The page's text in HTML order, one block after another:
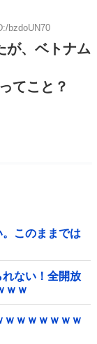
bzdoUN70
が、ベトナム
てこと？
このままでは
ない！全開放
ｗｗ
ｗｗｗｗｗｗｗ